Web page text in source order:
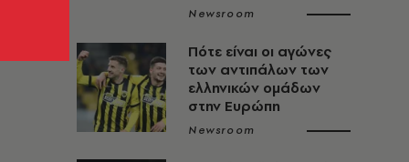
Newsroom
Πότε είναι οι αγώνες
των αντιπάλων των
ελληνικών ομάδων
στην Ευρώπη
Newsroom